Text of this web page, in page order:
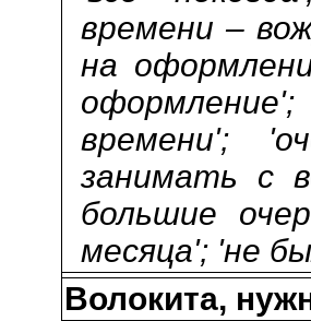
времени –
на
времени';
занимать с
большие
месяца'; 'не
Волокита,